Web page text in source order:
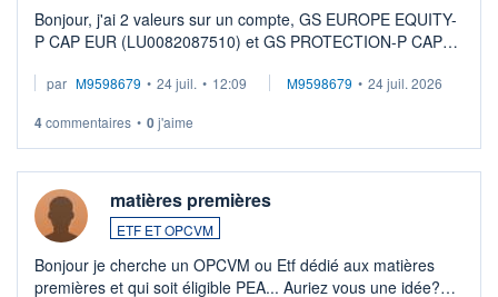
Bonjour, j'ai 2 valeurs sur un compte, GS EUROPE EQUITY-
P CAP EUR (LU0082087510) et GS PROTECTION-P CAP
veux procéder à la vente, on me signale ...
par M9598679 • 24 juil. • 12:09 M9598679 • 24 juil. 2026
4commentaires • 0j'aime
matières premières
ETF ET OPCVM
Bonjour je cherche un OPCVM ou Etf dédié aux matières
premières et qui soit éligible PEA... Auriez vous une idée?